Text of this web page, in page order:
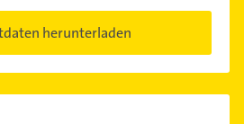
herunterladen